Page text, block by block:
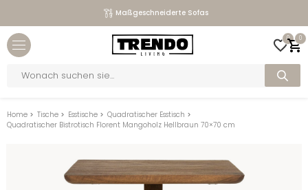
Maßgeschneiderte Sofas
0 0
search
Home > Tische > Esstische > Quadratischer Esstisch >
Quadratischer Bistrotisch Florent Mangoholz Hellbraun 70×70 cm